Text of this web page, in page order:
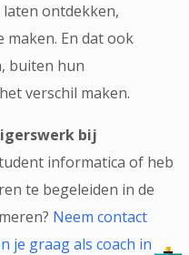
ontdekken,
En dat ook
buiten hun
verschil maken.
bij
informatica of heb
te begeleiden in de
Neem contact
je graag als coach in